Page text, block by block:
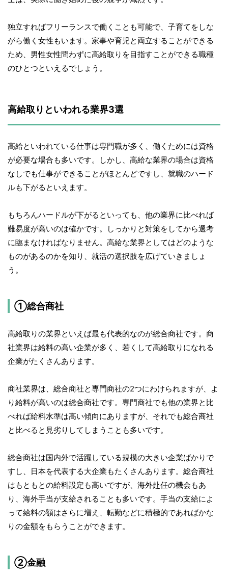
独立すればフリーランスで働くことも可能で、子育てをしな
がら働く女性もいます。家事や育児と両立することができる
ため、男性女性問わずに高給取りを目指すことができる職種
のひとつといえるでしょう。
高給取りといわれる業界3選
高給といわれている仕事は専門職が多く、働くためには資格
が必要な場合も多いです。しかし、高給な業界の場合は資格
なしでも仕事ができることがほとんどですし、就職のハード
ルも下がるといえます。
もちろんハードルが下がるといっても、他の業界に比べれば
難易度が高いのは確かです。しっかりと対策をしてから選考
に臨まなければなりません。高給な業界としてはどのような
ものがあるのかを知り、就活の選択肢を広げていきましょ
う。
①総合商社
高給取りの業界といえば最も代表的なのが総合商社です。商
社業界は給料の高い企業が多く、若くして高給取りになれる
企業がたくさんあります。
商社業界は、総合商社と専門商社の2つにわけられますが、よ
り給料が高いのは総合商社です。専門商社でも他の業界と比
べれば給料水準は高い傾向にありますが、それでも総合商社
と比べると見劣りしてしまうことも多いです。
総合商社は国内外で活躍している規模の大きい企業ばかりで
すし、日本を代表する大企業もたくさんあります。総合商社
はもともとの給料設定も高いですが、海外赴任の機会もあ
り、海外手当が支給されることも多いです。手当の支給によ
って給料の額はさらに増え、転勤などに積極的であればかな
りの金額をもらうことができます。
②金融